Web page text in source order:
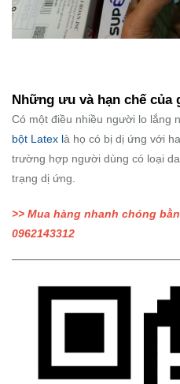
Những ưu và hạn chế của
Có một điều nhiều người lo lắng
bột Latex là họ có bị dị ứng với
trường hợp người dùng có loại
trạng dị ứng.
>> Mua hàng nhanh chóng
0962143312